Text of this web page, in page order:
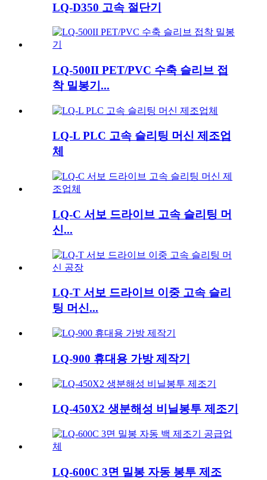
LQ-D350 고속 절단기
LQ-500II PET/PVC 수축 슬리브 접
착 밀봉기...
LQ-L PLC 고속 슬리팅 머신 제조업
체
LQ-C 서보 드라이브 고속 슬리팅 머
신...
LQ-T 서보 드라이브 이중 고속 슬리
팅 머신...
LQ-900 휴대용 가방 제작기
LQ-450X2 생분해성 비닐봉투 제조기
LQ-600C 3면 밀봉 자동 봉투 제조